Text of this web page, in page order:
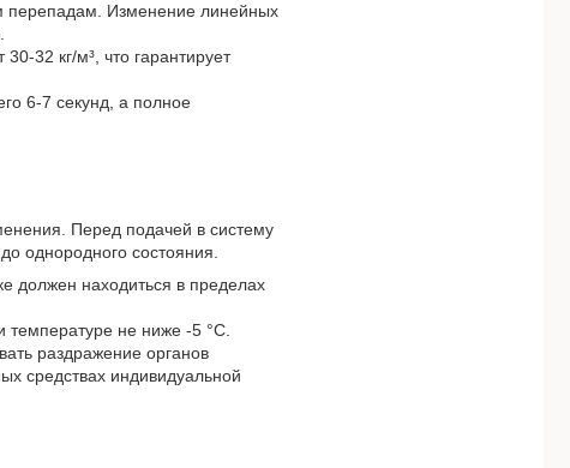
перепадам. Изменение линейных
32 кг/м³, что гарантирует
6-7 секунд, а полное
Перед подачей в систему
однородного состояния.
должен находиться в пределах
температуре не ниже -5 °C.
раздражение органов
средствах индивидуальной